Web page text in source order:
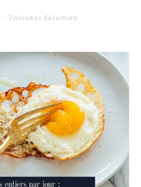
7 minutes de lecture